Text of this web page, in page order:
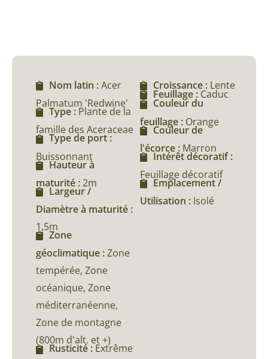
Nom latin :Acer
Palmatum 'Redwine'
Type : Plante de la
famille des Aceraceae
Type de port :
Buissonnant
Hauteur à
maturité :2m
Largeur /
Diamètre à maturité :
1,5m
Zone
géoclimatique :Zone
tempérée, Zone
océanique, Zone
méditerranéenne,
Zone de montagne
(800m d'alt. et +)
Rusticité : Extrême
Croissance : Lente
Feuillage : Caduc
Couleur du
feuillage : Orange
Couleur de
l'écorce : Marron
Intérêt décoratif :
Feuillage décoratif
Emplacement /
Utilisation : Isolé